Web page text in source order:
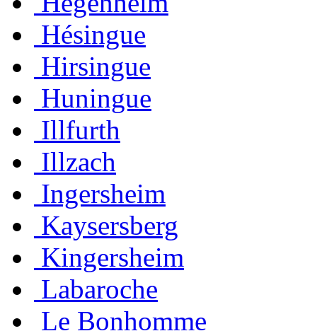
Hésingue
Hirsingue
Huningue
Illfurth
Illzach
Ingersheim
Kaysersberg
Kingersheim
Labaroche
Le Bonhomme